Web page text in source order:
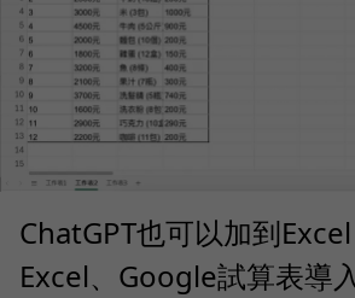
ChatGPT也可以加到
Excel、Google試算表導